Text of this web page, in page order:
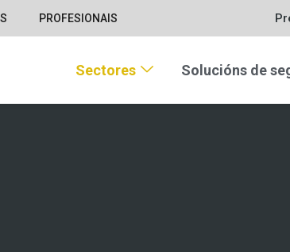
PROFESIONAIS
Sectores Solucións de